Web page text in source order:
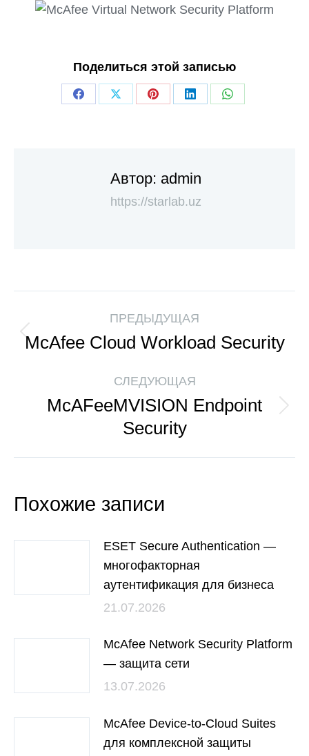
Поделиться этой записью
Автор: admin
https://starlab.uz
ПРЕДЫДУЩАЯ
McAfee Cloud Workload Security
СЛЕДУЮЩАЯ
McAFeeMVISION Endpoint
Security
Похожие записи
ESET Secure Authentication —
многофакторная
аутентификация для бизнеса
21.07.2026
McAfee Network Security Platform
— защита сети
13.07.2026
McAfee Device-to-Cloud Suites
для комплексной защиты